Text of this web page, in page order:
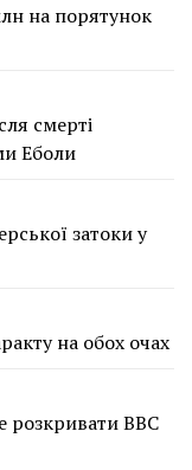
на порятунок
смерті
Еболи
затоки у
на обох очах
BBC